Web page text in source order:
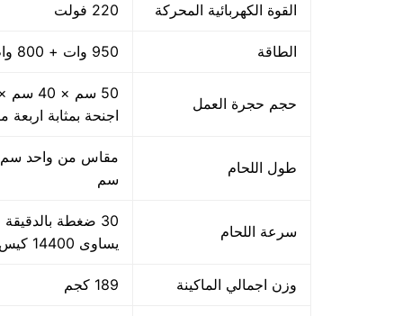
القوة الكهربائية المحركة 220 فولت
الطاقة 950 وات + 800 واط اللحام
حجم حجرة العمل
اجنحة بمثابة اربعة
طول اللحام
سم
سرعة اللحام
يساوى 14400 كيس بالساعة بمقاس مبدئي
وزن اجمالي الماكينة 189 كجم